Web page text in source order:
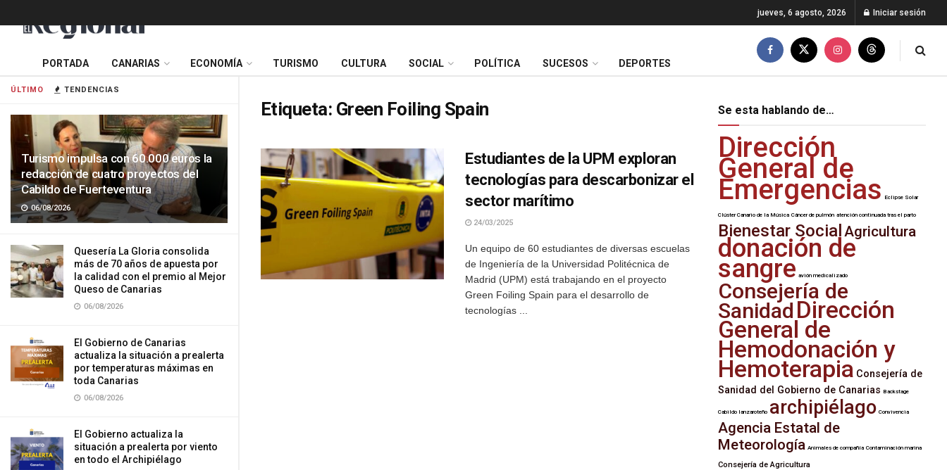
ÚLTIMO TENDENCIAS
Turismo impulsa con 60.000 euros la
redacción de cuatro proyectos del
Cabildo de Fuerteventura
06/08/2026
Quesería La Gloria consolida
más de 70 años de apuesta por
la calidad con el premio al Mejor
Queso de Canarias
06/08/2026
El Gobierno de Canarias
actualiza la situación a prealerta
por temperaturas máximas en
toda Canarias
06/08/2026
El Gobierno actualiza la
situación a prealerta por viento
en todo el Archipiélago
jueves, 6 agosto, 2026 Iniciar sesión
PORTADA CANARIAS ECONOMÍA TURISMO CULTURA SOCIAL POLÍTICA SUCESOS DEPORTES
Etiqueta: Green Foiling Spain
Estudiantes de la UPM exploran
tecnologías para descarbonizar el
sector marítimo
24/03/2025
Un equipo de 60 estudiantes de diversas escuelas
de Ingeniería de la Universidad Politécnica de
Madrid (UPM) está trabajando en el proyecto
Green Foiling Spain para el desarrollo de
tecnologías ...
Se esta hablando de…
Dirección
General de
Emergencias Eclipse Solar
Clúster Canario de la Música Cáncer de pulmón atención continuada tras el parto
Bienestar Social Agricultura
donación de
sangre avión medicalizado
Consejería de
Sanidad Dirección
General de
Hemodonación y
Hemoterapia Consejería de
Sanidad del Gobierno de Canarias Backstage
Cabildo lanzaroteño archipiélago Convivencia
Agencia Estatal de
Meteorología Animales de compañía Contaminación marina
Consejería de Agricultura